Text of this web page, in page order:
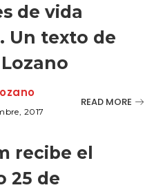
de vida
Un texto de
2017
READ MORE
recibe el
25 de